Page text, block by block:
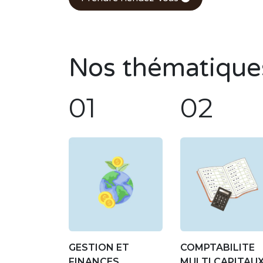
Nos
01
GESTION ET
02
COMPTABILITE